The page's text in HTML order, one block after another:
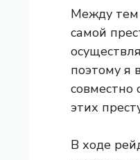
Между тем
самой
поэтому я
совместно
этих
В ходе